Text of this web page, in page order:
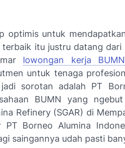
optimis untuk
terbaik itu justru datang
lowongan kerja BUMN
untuk tenaga
sorotan adalah PT
BUMN yang
Refinery (SGAR) di
PT Borneo Alumina
saingannya udah pasti